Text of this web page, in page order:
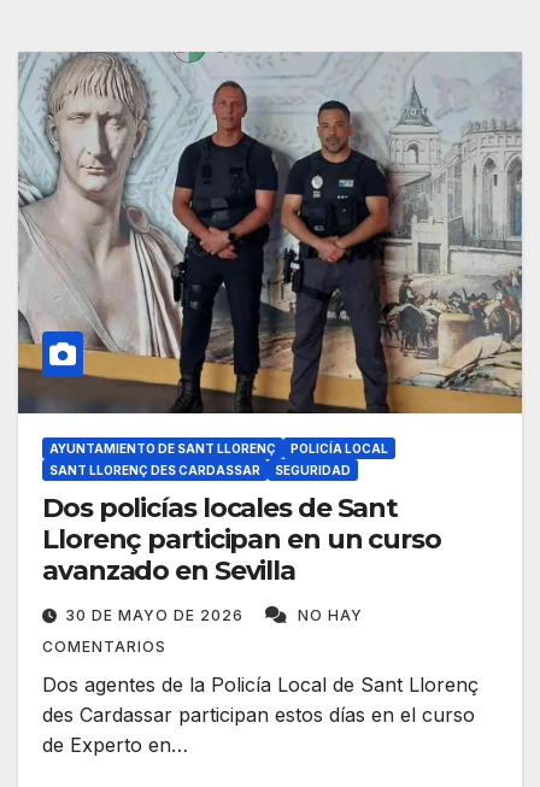
AYUNTAMIENTO DE SANT LLORENÇ
POLICÍA LOCAL
SANT LLORENÇ DES CARDASSAR
SEGURIDAD
Dos policías locales de Sant
Llorenç participan en un curso
avanzado en Sevilla
30 DE MAYO DE 2026
NO HAY
COMENTARIOS
Dos agentes de la Policía Local de Sant Llorenç
des Cardassar participan estos días en el curso
de Experto en…